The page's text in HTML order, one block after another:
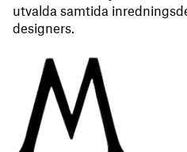
utvalda samtida
designers.